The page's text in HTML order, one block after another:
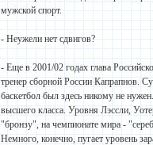
мужской спорт.
- Неужели нет сдвигов?
- Еще в 2001/02 годах глава
тренер сборной России Капрапнов.
баскетбол был здесь никому не
высшего класса. Уровня Лэссли,
"бронзу", на чемпионате мира -
Немного, конечно, пугает уровень